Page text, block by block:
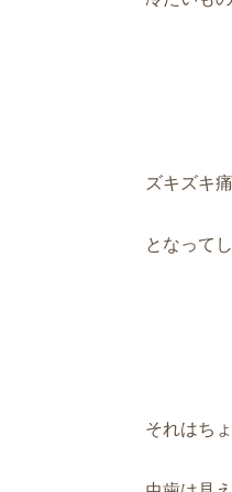
ズキズキ
となって
それはち